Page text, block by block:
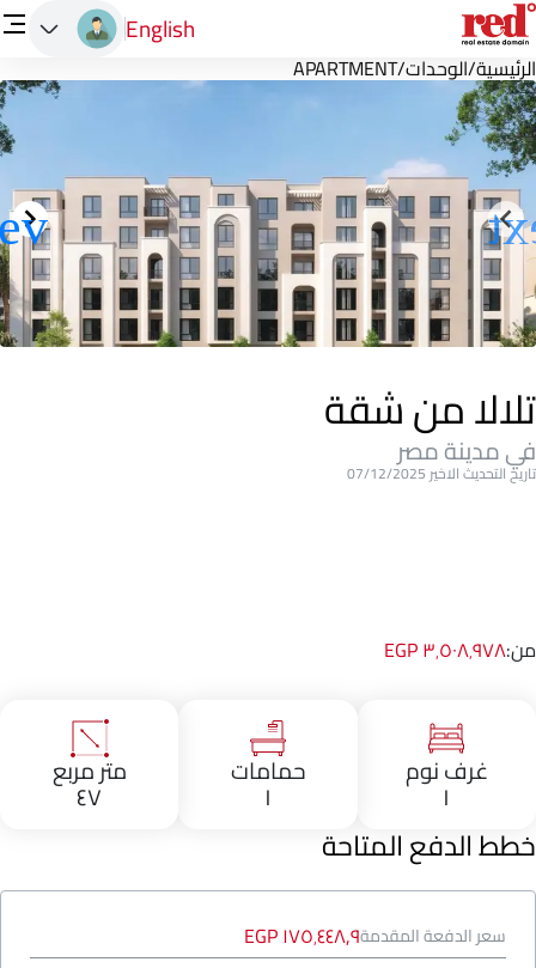
English
الرئيسية/الوحدات/
APARTMENT
تلالا من شقة
في مدينة مصر
تاريخ التحديث الاخير 07/12/2025
من:٣٬٥٠٨٬٩٧٨ EGP
غرف نوم
١
حمامات
١
متر مربع
٤٧
خطط الدفع المتاحة
سعر الدفعة المقدمة١٧٥٬٤٤٨٫٩ EGP